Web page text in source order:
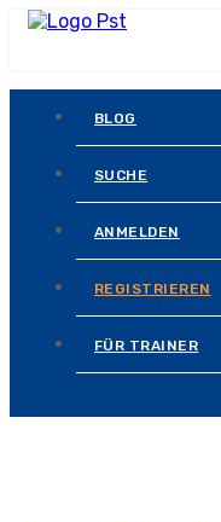
BLOG
SUCHE
ANMELDEN
REGISTRIEREN
FÜR TRAINER